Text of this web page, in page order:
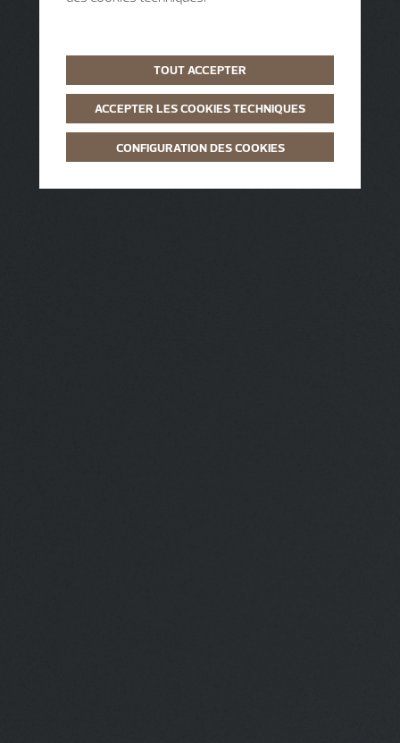
TOUT ACCEPTER
ACCEPTER LES COOKIES TECHNIQUES
CONFIGURATION DES COOKIES